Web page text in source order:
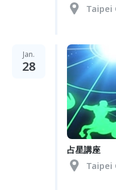
Taipei
Jan.
28
占星講座
Taipei